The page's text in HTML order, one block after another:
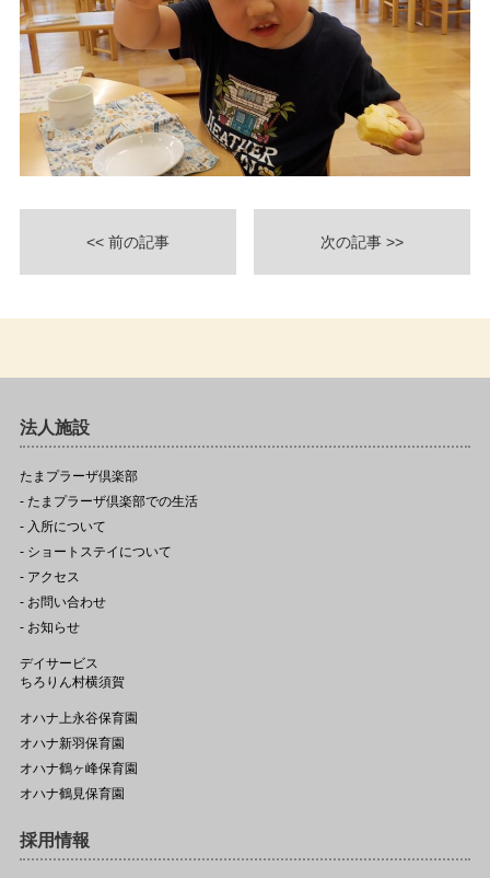
<< 前の記事 次の記事 >>
法人施設
たまプラーザ倶楽部
- たまプラーザ倶楽部での生活
- 入所について
- ショートステイについて
- アクセス
- お問い合わせ
- お知らせ
デイサービス
ちろりん村横須賀
オハナ上永谷保育園
オハナ新羽保育園
オハナ鶴ヶ峰保育園
オハナ鶴見保育園
採用情報